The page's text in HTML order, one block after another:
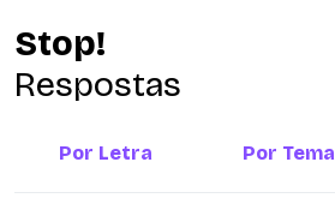
Stop!
Respostas
Por Letra Por Tema